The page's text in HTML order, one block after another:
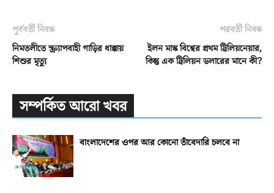
পূর্ববর্তী নিবন্ধ
নিমতলীতে স্ক্র্যাপবাহী গাড়ির ধাক্কায়
শিশুর মৃত্যু
পরবর্তী নিবন্ধ
ইলন মাস্ক বিশ্বের প্রথম ট্রিলিয়নেয়ার,
কিন্তু এক ট্রিলিয়ন ডলারের মানে কী?
সম্পর্কিত আরো খবর
বাংলাদেশের ওপর আর কোনো তাঁবেদারি চলবে না